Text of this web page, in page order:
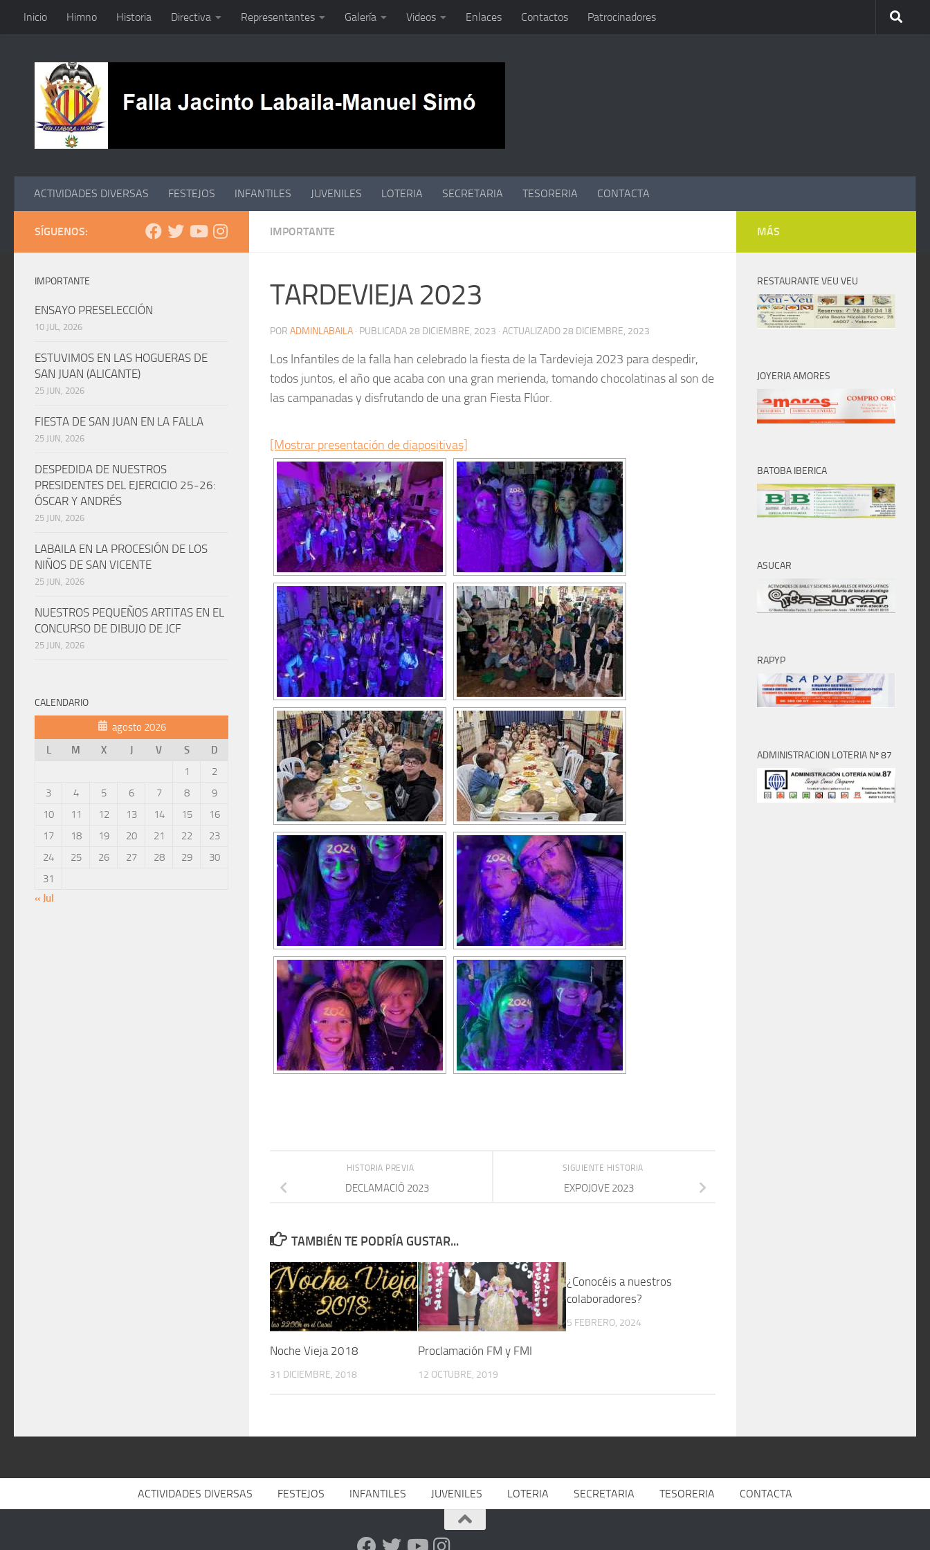
Saltar al contenido
Inicio Himno Historia Directiva Representantes Galería Videos Enlaces Contactos Patrocinadores
ACTIVIDADES DIVERSAS FESTEJOS INFANTILES JUVENILES LOTERIA SECRETARIA TESORERIA CONTACTA
IMPORTANTE
TARDEVIEJA 2023
POR ADMINLABAILA · PUBLICADA 28 DICIEMBRE, 2023 · ACTUALIZADO 28 DICIEMBRE, 2023
Los Infantiles de la falla han celebrado la fiesta de la Tardevieja 2023 para despedir,
todos juntos, el año que acaba con una gran merienda, tomando chocolatinas al son de
las campanadas y disfrutando de una gran Fiesta Flúor.
[Mostrar presentación de diapositivas]
SIGUIENTE HISTORIA
EXPOJOVE 2023
HISTORIA PREVIA
DECLAMACIÓ 2023
TAMBIÉN TE PODRÍA GUSTAR...
Noche Vieja 2018
31 DICIEMBRE, 2018
Proclamación FM y FMI
12 OCTUBRE, 2019
¿Conocéis a nuestros
colaboradores?
5 FEBRERO, 2024
SÍGUENOS:
IMPORTANTE
ENSAYO PRESELECCIÓN
10 JUL, 2026
ESTUVIMOS EN LAS HOGUERAS DE
SAN JUAN (ALICANTE)
25 JUN, 2026
FIESTA DE SAN JUAN EN LA FALLA
25 JUN, 2026
DESPEDIDA DE NUESTROS
PRESIDENTES DEL EJERCICIO 25-26:
ÓSCAR Y ANDRÉS
25 JUN, 2026
LABAILA EN LA PROCESIÓN DE LOS
NIÑOS DE SAN VICENTE
25 JUN, 2026
NUESTROS PEQUEÑOS ARTITAS EN EL
CONCURSO DE DIBUJO DE JCF
25 JUN, 2026
CALENDARIO
agosto 2026
L
M X J V S
D
1
2
3
4 5 6 7 8
9
10
11 12 13 14 15
16
17
18 19 20 21 22
23
24
25 26 27 28 29
30
31
« Jul
MÁS
RESTAURANTE VEU VEU
JOYERIA AMORES
BATOBA IBERICA
ASUCAR
RAPYP
ADMINISTRACION LOTERIA Nº 87
ACTIVIDADES DIVERSAS FESTEJOS INFANTILES JUVENILES LOTERIA SECRETARIA TESORERIA CONTACTA